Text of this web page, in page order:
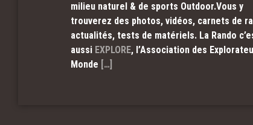
milieu naturel & de sports Outdoor.Vous y
trouverez des photos, vidéos, carnets de
actualités, tests de matériels. La Rando
aussi EXPLORE, l’Association des
Monde […]